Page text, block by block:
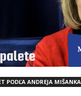
PODĽA ANDREJA MIŠANKA